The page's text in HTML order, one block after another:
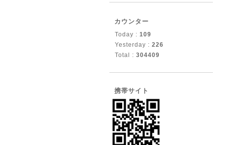
カウンター
Today : 109
Yesterday : 226
Total : 304409
携帯サイト